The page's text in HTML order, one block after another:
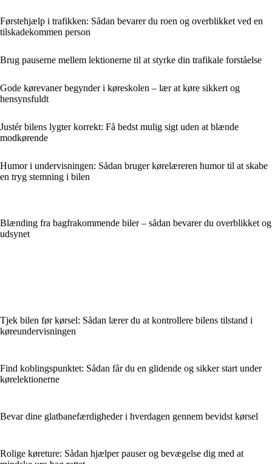
Førstehjælp i trafikken: Sådan bevarer du roen og overblikket ved en
tilskadekommen person
Brug pauserne mellem lektionerne til at styrke din trafikale forståelse
Gode kørevaner begynder i køreskolen – lær at køre sikkert og
hensynsfuldt
Justér bilens lygter korrekt: Få bedst mulig sigt uden at blænde
modkørende
Humor i undervisningen: Sådan bruger kørelæreren humor til at skabe
en tryg stemning i bilen
Blænding fra bagfrakommende biler – sådan bevarer du overblikket og
udsynet
Tjek bilen før kørsel: Sådan lærer du at kontrollere bilens tilstand i
køreundervisningen
Find koblingspunktet: Sådan får du en glidende og sikker start under
kørelektionerne
Bevar dine glatbanefærdigheder i hverdagen gennem bevidst kørsel
Rolige køreture: Sådan hjælper pauser og bevægelse dig med at